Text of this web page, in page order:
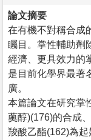
論文摘要
在有機不對稱合成
矚目。掌性輔助劑
經濟、更具效力的
是目前化學界最著
廣。
本篇論文在研究掌
薁醇)(176)的合成
羧酸乙酯(162)為